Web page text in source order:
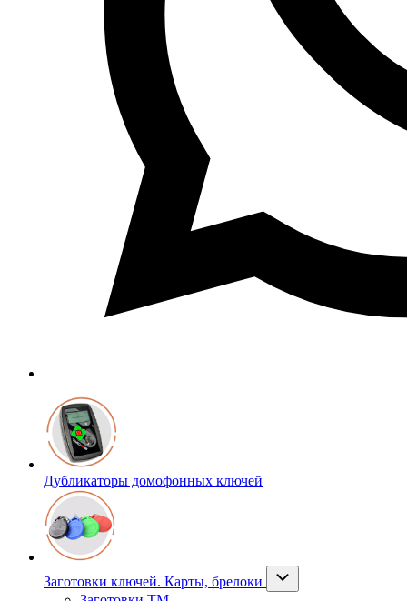
Дубликаторы домофонных ключей
Заготовки ключей. Карты, брелоки